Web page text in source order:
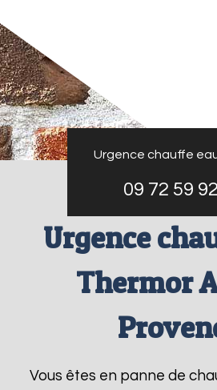
Urgence chauffe
09 72 59
Urgence
Thermor
Vous êtes en panne de